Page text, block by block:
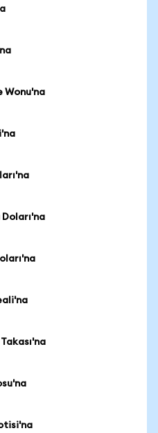
Wonu'na